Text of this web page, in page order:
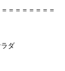
＝＝＝＝＝＝＝
ダ